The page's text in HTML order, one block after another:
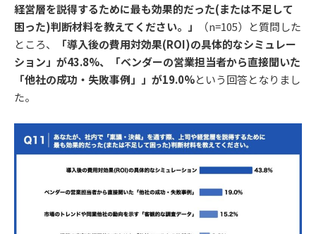
経営層を説得するために最も効果的だった(または不足して
困った)判断材料を教えてください。」
（n=105）と質問した
ところ、
「導入後の費用対効果(ROI)の具体的なシミュレー
ション」が43.8%、「ベンダーの営業担当者から直接聞いた
「他社の成功・失敗事例」」が19.0%という回答となりまし
た。